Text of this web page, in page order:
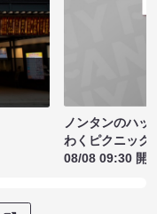
ノンタンのハッ
わくピクニック
08/08 09:30 開